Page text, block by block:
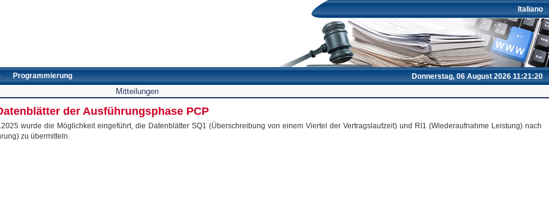
Italiano
Donnerstag, 06 August 2026 11:21:20
Programmierung
Mitteilungen
der Ausführungsphase PCP
wurde die Möglichkeit eingeführt, die Datenblätter SQ1 (Überschreibung von einem Viertel der Vertragslaufzeit) und RI1 (Wiederaufnahme Leistung) nach
zu übermitteln.